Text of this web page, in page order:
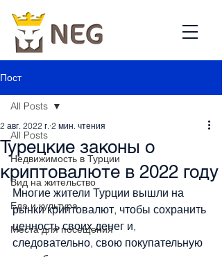
Пост
All Posts
Недвижимость в Турции
Вид на жительство
Еда и культура
Места для посещения
All Posts
Турецкие законы о
криптовалюте в 2022 году
2 авг. 2022 г. 2 мин. чтения
Многие жители Турции вышли на
рынки криптовалют, чтобы сохранить
ценность своих денег и,
следовательно, свою покупательную